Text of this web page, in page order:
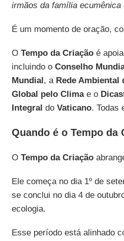
irmãos da família
É um momento de oração,
O Tempo da Criaçãoé
incluindo o Conselho
Mundial, a Rede Ambiental
Global pelo Climae o
Integral do Vaticano. Todas
Quando é o Tempo da
O Tempo da Criação
Ele começa no dia 1º de
se conclui no dia 4 de
ecologia.
Esse período está alinhado